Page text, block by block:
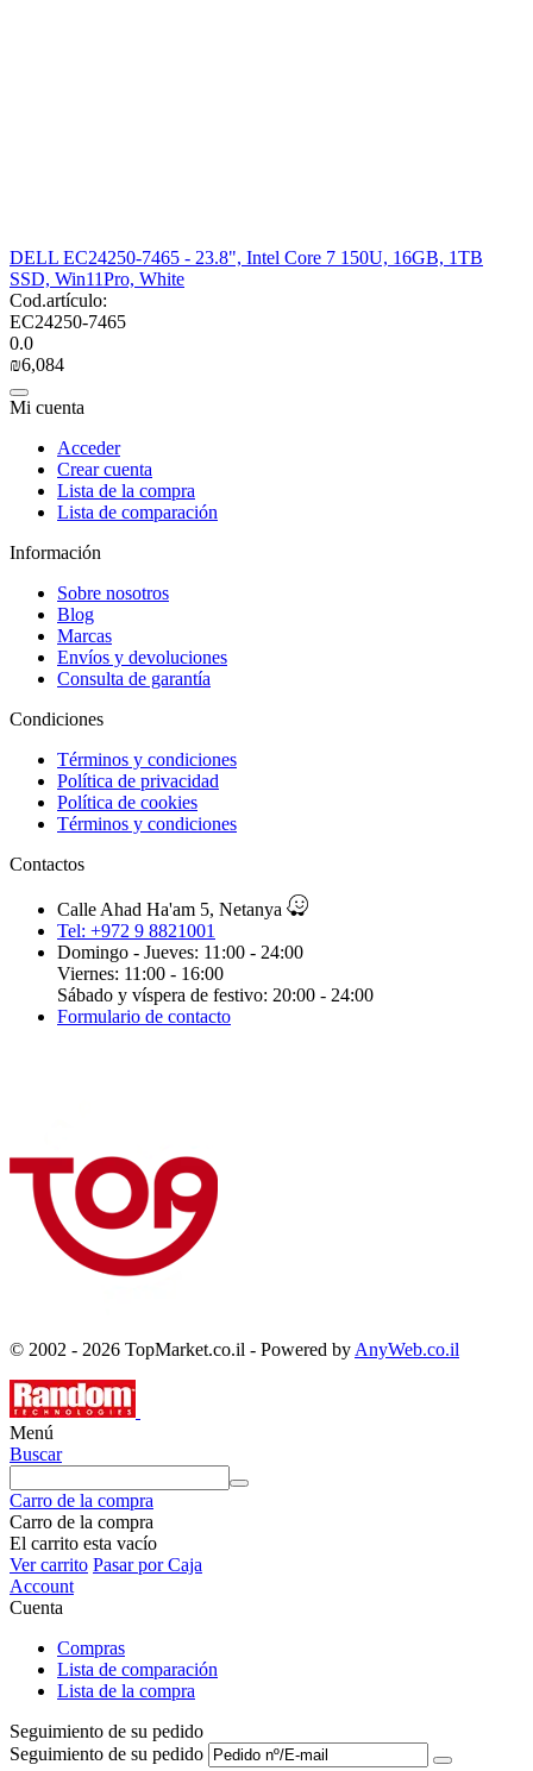
DELL EC24250-7465 - 23.8", Intel Core 7 150U, 16GB, 1TB
SSD, Win11Pro, White
Cod.artículo:
EC24250-7465
0.0
₪6,084
Mi cuenta
Acceder
Crear cuenta
Lista de la compra
Lista de comparación
Información
Sobre nosotros
Blog
Marcas
Envíos y devoluciones
Consulta de garantía
Condiciones
Términos y condiciones
Política de privacidad
Política de cookies
Términos y condiciones
Contactos
Calle Ahad Ha'am 5, Netanya
Tel: +972 9 8821001
Domingo - Jueves: 11:00 - 24:00
Viernes: 11:00 - 16:00
Sábado y víspera de festivo: 20:00 - 24:00
Formulario de contacto
© 2002 - 2026 TopMarket.co.il - Powered by AnyWeb.co.il
Menú
Buscar
Carro de la compra
Carro de la compra
El carrito esta vacío
Ver carrito Pasar por Caja
Account
Cuenta
Compras
Lista de comparación
Lista de la compra
Seguimiento de su pedido
Seguimiento de su pedido